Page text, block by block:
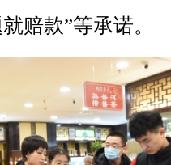
赔款”等承诺。